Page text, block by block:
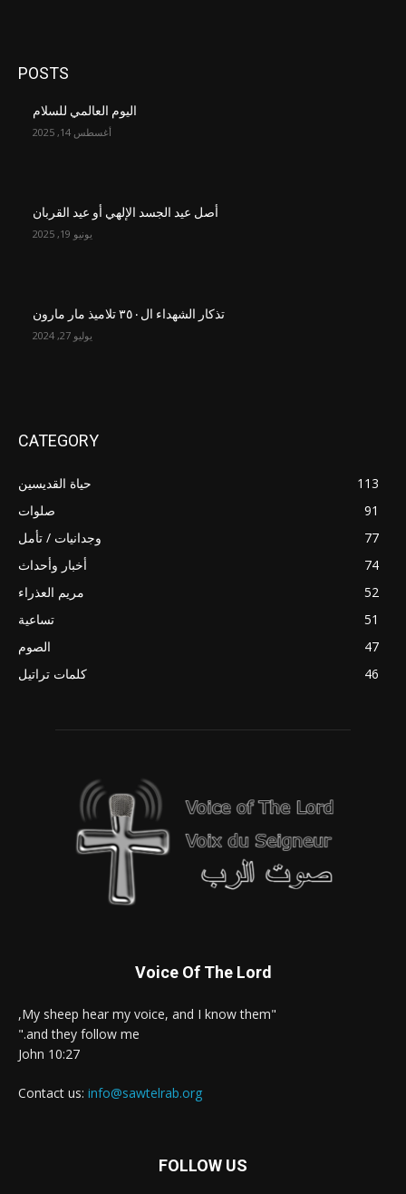
POSTS
اليوم العالمي للسلام
أغسطس 14, 2025
أصل عيد الجسد الإلهي أو عيد القربان
يونيو 19, 2025
تذكار الشهداء ال٣٥٠ تلاميذ مار مارون
يوليو 27, 2024
CATEGORY
حياة القديسين
113
صلوات
91
وجدانيات / تأمل
77
أخبار وأحداث
74
مريم العذراء
52
تساعية
51
الصوم
47
كلمات تراتيل
46
Voice Of The Lord
"My sheep hear my voice, and I know them,
and they follow me."
John 10:27
Contact us: info@sawtelrab.org
FOLLOW US